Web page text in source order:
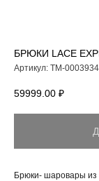
БРЮКИ LACE
Артикул: ТМ-
59999.00 ₽
Брюки- шаровары из